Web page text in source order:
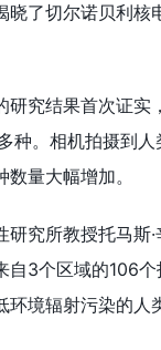
了切尔诺贝利核
究结果首次证实
种。相机拍摄到
量大幅增加。
究所教授托马斯·
自3个区域的106
境辐射污染的人